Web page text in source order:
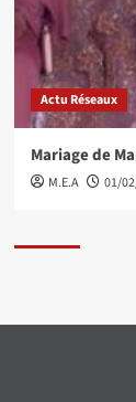
Actu Réseaux
Mariage de
M.E.A 01/